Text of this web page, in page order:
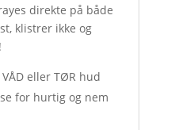
direkte på både
klistrer ikke og
eller TØR hud
for hurtig og nem